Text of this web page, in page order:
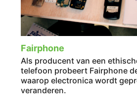
Fairphone
Als producent van een
telefoon probeert Fairphone
waarop electronica wordt
veranderen.